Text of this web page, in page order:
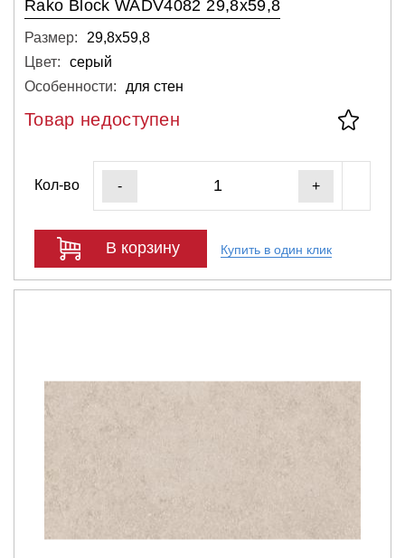
Rako Block WADV4082 29,8x59,8
Размер:
29,8х59,8
Цвет:
серый
Особенности:
для стен
Товар недоступен
Кол-во - +
В корзину Купить в один клик